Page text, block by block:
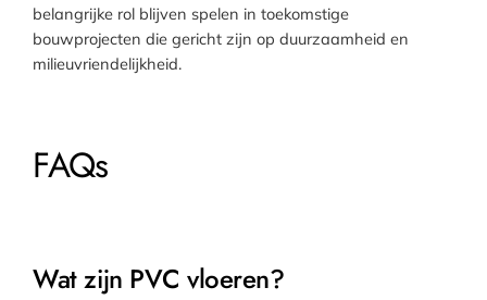
belangrijke rol blijven spelen in toekomstige
bouwprojecten die gericht zijn op duurzaamheid en
milieuvriendelijkheid.
FAQs
Wat zijn PVC vloeren?